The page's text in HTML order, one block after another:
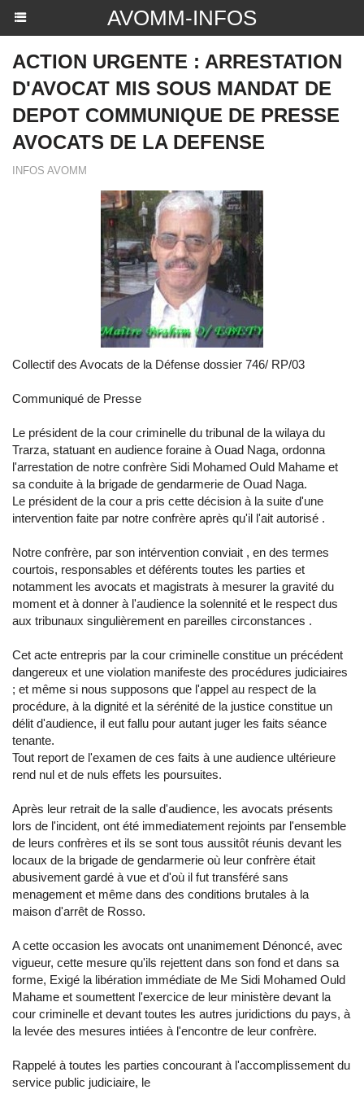
AVOMM-INFOS
ACTION URGENTE : ARRESTATION
D'AVOCAT MIS SOUS MANDAT DE
DEPOT COMMUNIQUE DE PRESSE
AVOCATS DE LA DEFENSE
INFOS AVOMM
Collectif des Avocats de la Défense dossier 746/ RP/03
Communiqué de Presse
Le président de la cour criminelle du tribunal de la wilaya du
Trarza, statuant en audience foraine à Ouad Naga, ordonna
l'arrestation de notre confrère Sidi Mohamed Ould Mahame et
sa conduite à la brigade de gendarmerie de Ouad Naga.
Le président de la cour a pris cette décision à la suite d'une
intervention faite par notre confrère après qu'il l'ait autorisé .
Notre confrère, par son intérvention conviait , en des termes
courtois, responsables et déférents toutes les parties et
notamment les avocats et magistrats à mesurer la gravité du
moment et à donner à l'audience la solennité et le respect dus
aux tribunaux singulièrement en pareilles circonstances .
Cet acte entrepris par la cour criminelle constitue un précédent
dangereux et une violation manifeste des procédures judiciaires
; et même si nous supposons que l'appel au respect de la
procédure, à la dignité et la sérénité de la justice constitue un
délit d'audience, il eut fallu pour autant juger les faits séance
tenante.
Tout report de l'examen de ces faits à une audience ultérieure
rend nul et de nuls effets les poursuites.
Après leur retrait de la salle d'audience, les avocats présents
lors de l'incident, ont été immediatement rejoints par l'ensemble
de leurs confrères et ils se sont tous aussitôt réunis devant les
locaux de la brigade de gendarmerie où leur confrère était
abusivement gardé à vue et d'où il fut transféré sans
menagement et même dans des conditions brutales à la
maison d'arrêt de Rosso.
A cette occasion les avocats ont unanimement Dénoncé, avec
vigueur, cette mesure qu'ils rejettent dans son fond et dans sa
forme, Exigé la libération immédiate de Me Sidi Mohamed Ould
Mahame et soumettent l'exercice de leur ministère devant la
cour criminelle et devant toutes les autres juridictions du pays, à
la levée des mesures intiées à l'encontre de leur confrère.
Rappelé à toutes les parties concourant à l'accomplissement du
service public judiciaire, le